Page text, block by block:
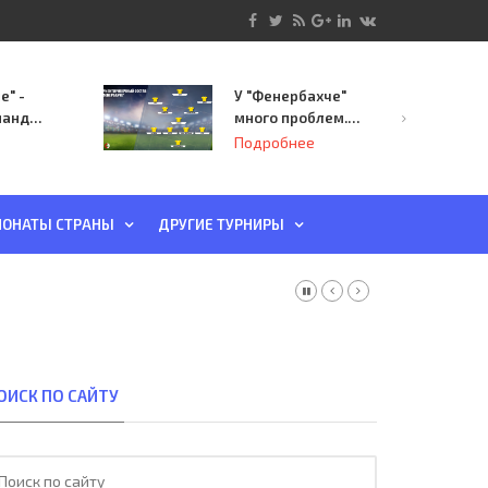
-
У "Фенербахче"
много проблем.
Но он опасен для
Подробнее
СТРАНЫ ДРУГИЕ ТУРНИРЫ
ПО САЙТУ